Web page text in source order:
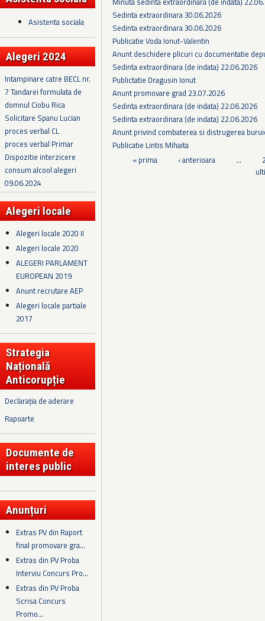
Asistenta sociala
Alegeri 2024
Intampinare catre BECL nr.
7 Tandarei formulata de
domnul Ciobu Rica
Solicitare Spanu Lucian
proces verbal CL
proces verbal Primar
Dispozitie interzicere
consum alcool alegeri
09.06.2024
Alegeri locale
Alegeri locale 2020 II
Alegeri locale 2020
ALEGERI PARLAMENT
EUROPEAN 2019
Anunt recrutare AEP
Alegeri locale partiale
2017
Strategia
Națională
Anticorupție
Declarația de aderare
Rapoarte
Documente de
interes public
Anunțuri
Extras PV din Raport
final promovare gra...
Extras din PV Proba
Interviu Concurs Pro...
Extras din PV Proba
Scrisa Concurs
Promo...
Sedinta extraordinara 30.06.2026
Sedinta extraordinara 30.06.2026
Publicatie Voda Ionut-Valentin
Anunt deschidere plicuri cu documentatie
Sedinta extraordinara (de indata) 22.06.2026
Publictatie Dragusin Ionut
Anunt promovare grad 23.07.2026
Sedinta extraordinara (de indata) 22.06.2026
Sedinta extraordinara (de indata) 22.06.2026
Anunt privind combaterea si distrugerea
Publicatie Lintis Mihaita
Pagini
« prima ‹ anterioara …